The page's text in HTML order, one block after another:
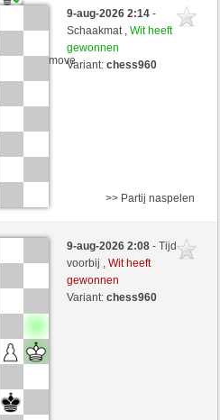
seconds/move
9-aug-2026 2:14-
Schaakmat ,Wit heeft
gewonnen
Variant:chess960
19)
seconds/move
>> Partij naspelen
9-aug-2026 2:08- Tijd
voorbij ,Wit heeft
gewonnen
Variant:chess960